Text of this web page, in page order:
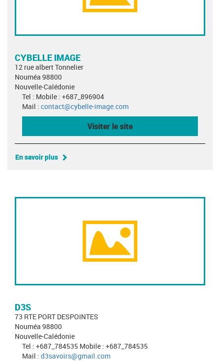
CYBELLE IMAGE
12 rue albert Tonnelier
Nouméa 98800
Nouvelle-Calédonie
Tel : Mobile : +687_896904
Mail : contact@cybelle-image.com
Visiter le site
En savoir plus
D3S
73 RTE PORT DESPOINTES
Nouméa 98800
Nouvelle-Calédonie
Tel : +687_784535 Mobile : +687_784535
Mail : d3savoirs@gmail.com